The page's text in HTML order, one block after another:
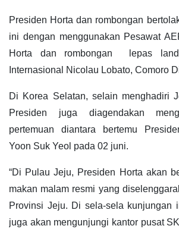
Presiden Horta dan rombongan
ini dengan menggunakan Pesawat
Horta dan rombongan lepas
Internasional Nicolau Lobato, Comoro
Di Korea Selatan, selain menghadiri
Presiden juga diagendakan
pertemuan diantara bertemu
Yoon Suk Yeol pada 02 juni.
“Di Pulau Jeju, Presiden Horta akan
makan malam resmi yang
Provinsi Jeju. Di sela-sela kunjungan
juga akan mengunjungi kantor pusat